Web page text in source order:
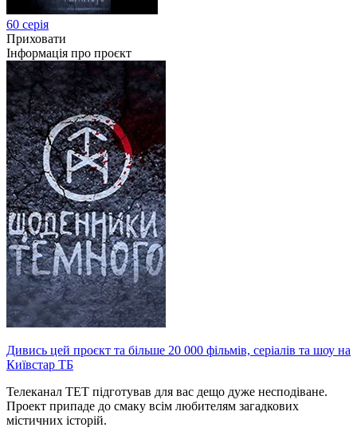
60 серія
Приховати
Інформація про проєкт
Дивись цей проєкт та більше 20 000 фільмів, серіалів та шоу на
Київстар ТБ
Телеканал ТЕТ підготував для вас дещо дуже несподіване.
Проект припаде до смаку всім любителям загадкових
містичних історій.